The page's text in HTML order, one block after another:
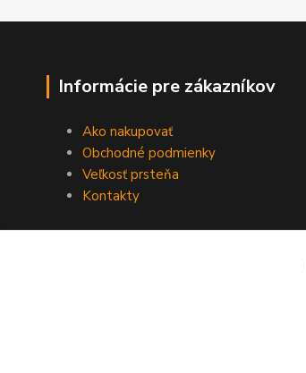
Informácie pre zákazníkov
Ako nakupovať
Obchodné podmienky
Veľkosť prsteňa
Kontakty